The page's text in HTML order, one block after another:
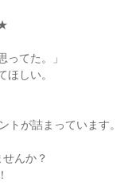
ってた。」
ほしい。
トが詰まっています。
んか？